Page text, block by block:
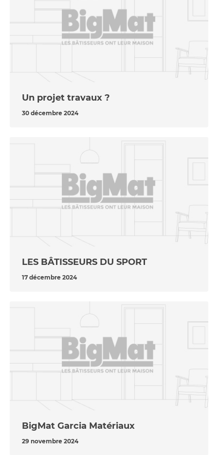
Un projet travaux ?
30 décembre 2024
LES BÂTISSEURS DU SPORT
17 décembre 2024
BigMat Garcia Matériaux
29 novembre 2024